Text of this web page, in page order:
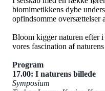
biomimetikkens dybe
opfindsomme oversættelser
Bloom kigger naturen efter
vores fascination af
Program
17.00: I naturens billede
Symposium